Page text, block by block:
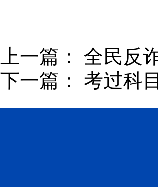
上一篇： 全民反
下一篇： 考过科